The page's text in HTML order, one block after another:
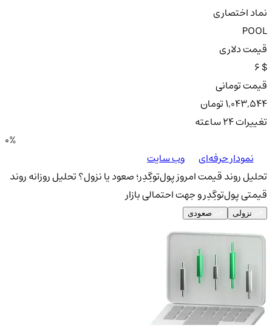
نماد اختصاری
POOL
قیمت دلاری
6 $
قیمت تومانی
1,043,544 تومان
تغییرات ۲۴ ساعته
0%
نمودار حرفه‌ای
وب سایت
تحلیل روند قیمت امروز پول‌توگِدِر؛ صعود یا نزول؟تحلیل روزانه روند
قیمتی پول‌توگِدِر و جهت احتمالی بازار
نزولی صعودی